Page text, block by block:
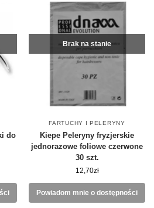
do
Brak na stanie
FARTUCHY I PELERYNY
Kiepe Peleryny fryzjerskie
jednorazowe foliowe czerwone
30 szt.
12,70zł
Powiadom mnie o dostępności